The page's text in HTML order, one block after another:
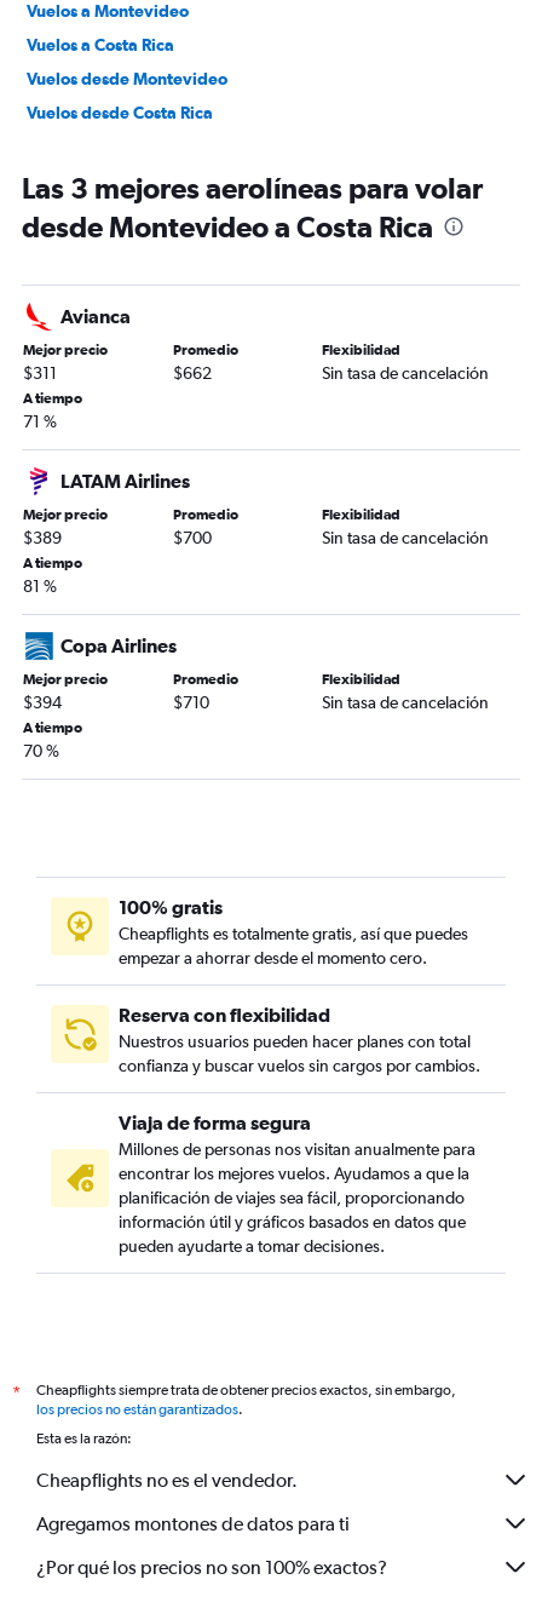
Vuelos a Montevideo
Vuelos a Costa Rica
Vuelos desde Montevideo
Vuelos desde Costa Rica
Las 3 mejores aerolíneas para volar
desde Montevideo a Costa Rica
Avianca
Mejor precio
$311
Promedio
$662
Flexibilidad
Sin tasa de cancelación
A tiempo
71 %
LATAM Airlines
Mejor precio
$389
Promedio
$700
Flexibilidad
Sin tasa de cancelación
A tiempo
81 %
Copa Airlines
Mejor precio
$394
Promedio
$710
Flexibilidad
Sin tasa de cancelación
A tiempo
70 %
100% gratis
Cheapflights es totalmente gratis, así que puedes
empezar a ahorrar desde el momento cero.
Reserva con flexibilidad
Nuestros usuarios pueden hacer planes con total
confianza y buscar vuelos sin cargos por cambios.
Viaja de forma segura
Millones de personas nos visitan anualmente para
encontrar los mejores vuelos. Ayudamos a que la
planificación de viajes sea fácil, proporcionando
información útil y gráficos basados en datos que
pueden ayudarte a tomar decisiones.
*
Cheapflights siempre trata de obtener precios exactos, sin embargo,
los precios no están garantizados.
Esta es la razón:
Cheapflights no es el vendedor.
Agregamos montones de datos para ti
¿Por qué los precios no son 100% exactos?